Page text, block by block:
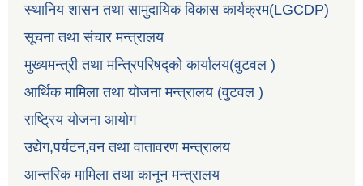
स्थानिय शासन तथा सामुदायिक विकास कार्यक्रम(LGCDP)
सूचना तथा संचार मन्त्रालय
मुख्यमन्त्री तथा मन्त्रिपरिषद्को कार्यालय(वुटवल )
आर्थिक मामिला तथा योजना मन्त्रालय (वुटवल )
राष्ट्रिय योजना आयोग
उद्येग,पर्यटन,वन तथा वातावरण मन्त्रालय
आन्तरिक मामिला तथा कानून मन्त्रालय